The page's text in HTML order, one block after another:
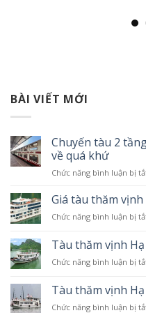
BÀI VIẾT MỚI
Chuyến tàu 2
về quá khứ
Chức năng bình luận bị
Giá tàu thăm
Chức năng bình luận bị
Tàu thăm vịnh
Chức năng bình luận bị
Tàu thăm vịnh
Chức năng bình luận bị